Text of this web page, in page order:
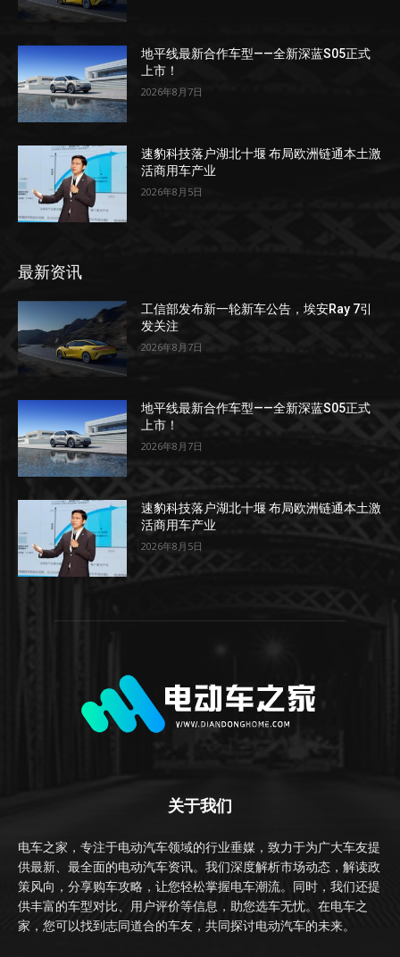
地平线最新合作车型——全新深蓝S05正式
上市！
2026年8月7日
速豹科技落户湖北十堰 布局欧洲链通本土激
活商用车产业
2026年8月5日
最新资讯
工信部发布新一轮新车公告，埃安Ray 7引
发关注
2026年8月7日
地平线最新合作车型——全新深蓝S05正式
上市！
2026年8月7日
速豹科技落户湖北十堰 布局欧洲链通本土激
活商用车产业
2026年8月5日
关于我们
电车之家，专注于电动汽车领域的行业垂媒，致力于为广大车友提
供最新、最全面的电动汽车资讯。我们深度解析市场动态，解读政
策风向，分享购车攻略，让您轻松掌握电车潮流。同时，我们还提
供丰富的车型对比、用户评价等信息，助您选车无忧。在电车之
家，您可以找到志同道合的车友，共同探讨电动汽车的未来。